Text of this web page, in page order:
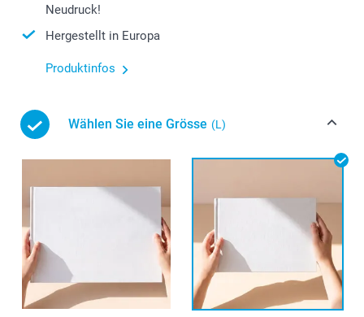
Neudruck!
Hergestellt in Europa
Produktinfos
Wählen Sie eine Grösse (L)